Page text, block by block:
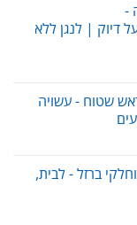
-
דיוק | לנגן ללא
שטוח - עשויה
ברזל - לבית,